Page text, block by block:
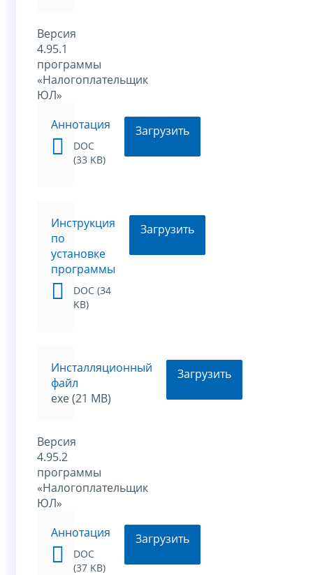
Версия
4.95.1
программы
«Налогоплательщик
ЮЛ»
Аннотация
DOC
(33 KB)
Загрузить
Инструкция
по
установке
программы
DOC (34
KB)
Загрузить
Инсталляционный
файл
exe (21 MB)
Загрузить
Версия
4.95.2
программы
«Налогоплательщик
ЮЛ»
Аннотация
DOC
(37 KB)
Загрузить